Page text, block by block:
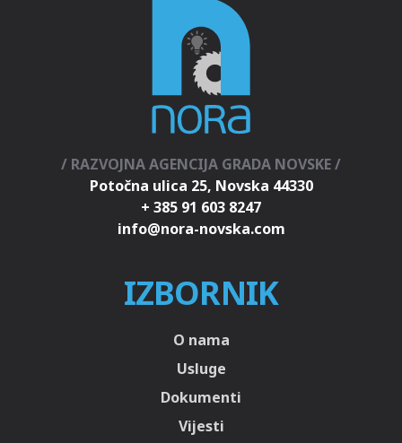
/ RAZVOJNA AGENCIJA GRADA NOVSKE /
Potočna ulica 25, Novska 44330
+ 385 91 603 8247
IZBORNIK
O nama
Usluge
Dokumenti
Vijesti